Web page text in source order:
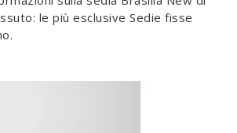
le più esclusive Sedie fisse